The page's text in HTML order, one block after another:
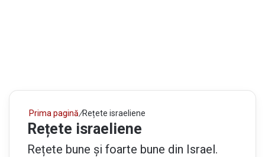
Prima pagină/Rețete israeliene
Rețete israeliene
Rețete bune și foarte bune din Israel.